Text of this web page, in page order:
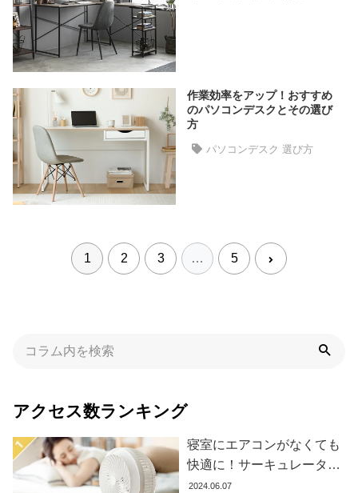
探
す
イ
ン
テ
リ
ア
テ
イ
コ
作業効率をアップ！おすすめ
のパソコンデスクとその選び
方
パソコンデスク 選び方
1 2 3 … 5
アクセス数ランキング
寝室にエアコンがなくても
快適に！サーキュレーター
の効果的な使い方とおすす
2024.06.07